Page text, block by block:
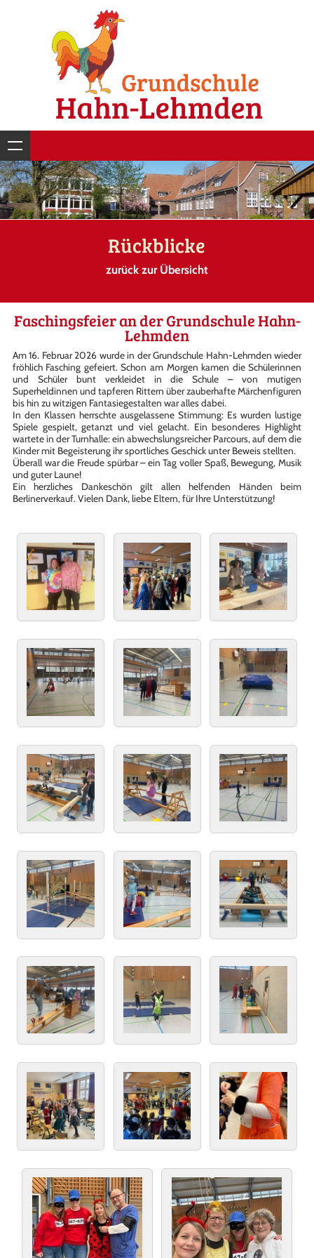
Rückblicke
zurück zur Übersicht
Faschingsfeier an der Grundschule Hahn-
Lehmden
Am 16. Februar 2026 wurde in der Grundschule Hahn-Lehmden wieder
fröhlich Fasching gefeiert. Schon am Morgen kamen die Schülerinnen
und Schüler bunt verkleidet in die Schule – von mutigen
Superheldinnen und tapferen Rittern über zauberhafte Märchenfiguren
bis hin zu witzigen Fantasiegestalten war alles dabei.
In den Klassen herrschte ausgelassene Stimmung: Es wurden lustige
Spiele gespielt, getanzt und viel gelacht. Ein besonderes Highlight
wartete in der Turnhalle: ein abwechslungsreicher Parcours, auf dem die
Kinder mit Begeisterung ihr sportliches Geschick unter Beweis stellten.
Überall war die Freude spürbar – ein Tag voller Spaß, Bewegung, Musik
und guter Laune!
Ein herzliches Dankeschön gilt allen helfenden Händen beim
Berlinerverkauf. Vielen Dank, liebe Eltern, für Ihre Unterstützung!